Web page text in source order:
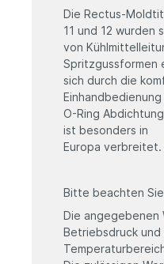
Die Rectus-
11 und 12 wurden
von
Spritzgussformen
sich durch die
O-Ring
ist besonders in
Europa verbreitet.
Bitte beachten
Die angegebenen
Betriebsdruck und